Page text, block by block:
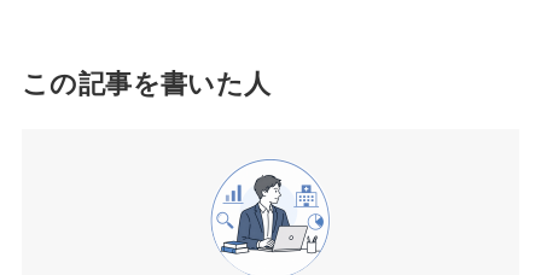
この記事を書いた人